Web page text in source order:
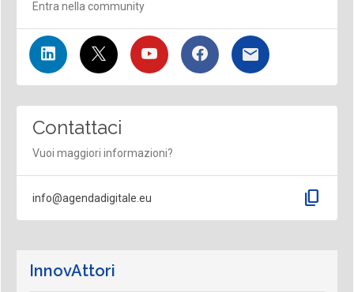
Entra nella community
Contattaci
Vuoi maggiori informazioni?
info@agendadigitale.eu content_copy
InnovAttori